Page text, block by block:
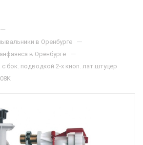
—
в Оренбурге —
в Оренбурге —
бок. подводкой 2-х кноп. лат.штуцер